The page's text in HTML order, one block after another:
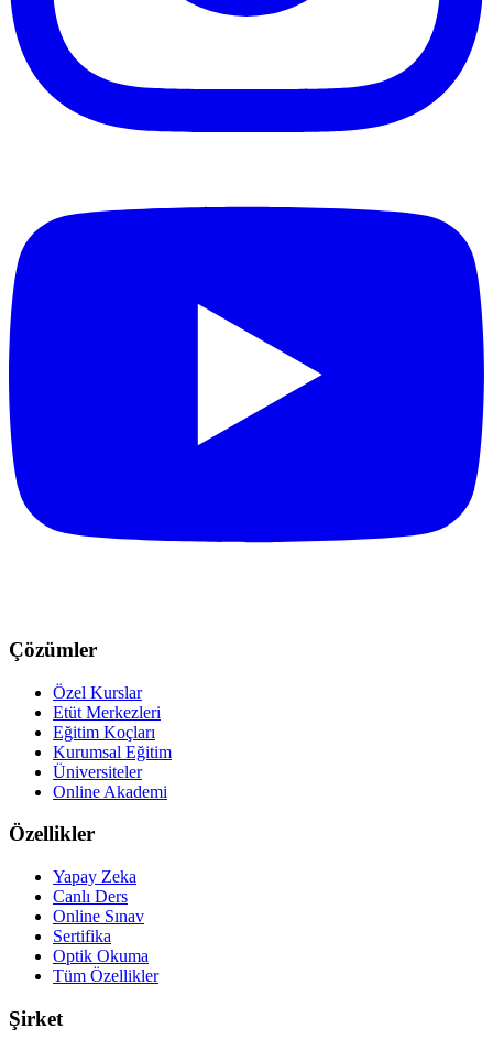
Çözümler
Özel Kurslar
Etüt Merkezleri
Eğitim Koçları
Kurumsal Eğitim
Üniversiteler
Online Akademi
Özellikler
Yapay Zeka
Canlı Ders
Online Sınav
Sertifika
Optik Okuma
Tüm Özellikler
Şirket